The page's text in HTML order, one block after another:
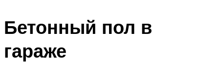
Бетонный пол в
гараже